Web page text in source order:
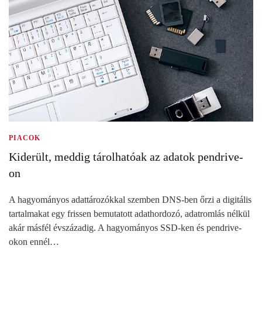
PIACOK
Kiderült, meddig tárolhatóak az adatok pendrive-
on
A hagyományos adattározókkal szemben DNS-ben őrzi a digitális
tartalmakat egy frissen bemutatott adathordozó, adatromlás nélkül
akár másfél évszázadig. A hagyományos SSD-ken és pendrive-
okon ennél…